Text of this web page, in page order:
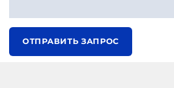
ОТПРАВИТЬ ЗАПРОС